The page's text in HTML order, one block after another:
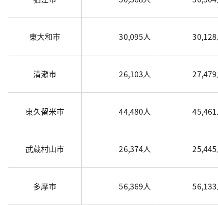
東大和市 30,095人
清瀬市 26,103人
東久留米市 44,480人
武蔵村山市 26,374人
多摩市 56,369人